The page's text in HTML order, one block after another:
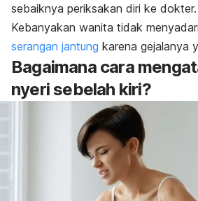
sebaiknya periksakan diri ke dokter.
Kebanyakan wanita tidak
serangan jantung karena gejalanya
Bagaimana cara
nyeri sebelah kiri?